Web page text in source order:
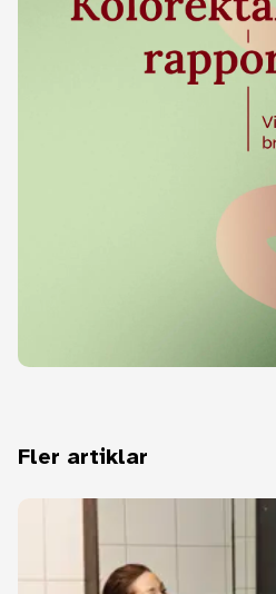
Fler artiklar